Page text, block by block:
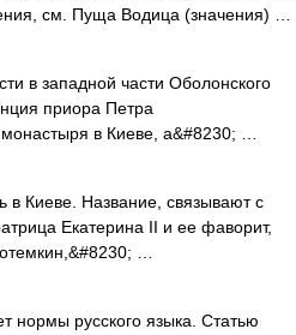
см. Пуща Водица (значения) …
в западной части Оболонского
приора Петра
монастыря в Киеве, а&#8230; …
в Киеве. Название, связывают с
Екатерина II и ее фаворит,
…
нормы русского языка. Статью